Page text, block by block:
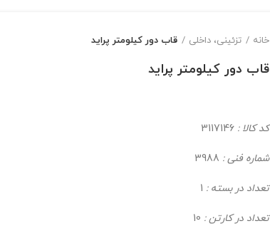
خانه تزئینی، داخلی قاب دور كیلومتر پراید
قاب دور كیلومتر پراید
کد کالا : 3117146
شماره فنی :
تعداد در بسته :
تعداد در کارتن :